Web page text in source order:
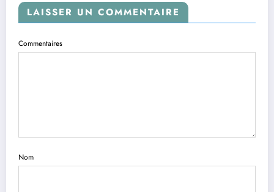
LAISSER UN COMMENTAIRE
Commentaires
Nom